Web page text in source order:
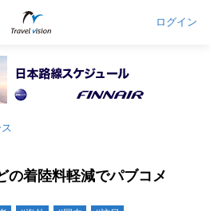
ログイン
の着陸料軽減でパブコメ